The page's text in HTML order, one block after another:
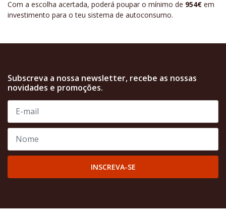
Com a escolha acertada, poderá poupar o mínimo de 954€ em
investimento para o teu sistema de autoconsumo.
Subscreva a nossa newsletter, recebe as nossas
novidades e promoções.
INSCREVA-SE